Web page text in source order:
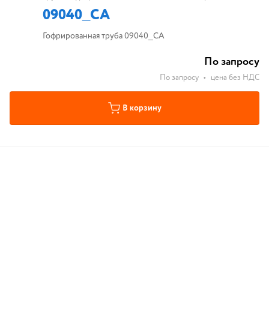
09040_CA
Гофрированная труба 09040_CA
По запросу
По запросу • цена без НДС
В корзину